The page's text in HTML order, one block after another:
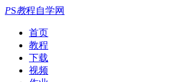
PS教程自学网
首页
教程
下载
视频